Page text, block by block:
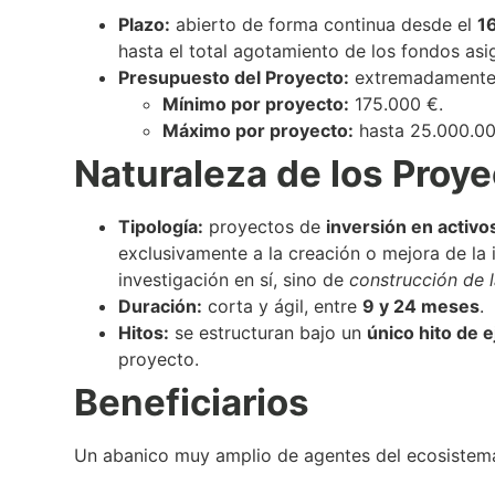
Plazo: abierto de forma continua desde el
hasta el total agotamiento de los fondos
Presupuesto del Proyecto:
Mínimo por proyecto: 175.000 €.
Máximo por proyecto: hasta
Naturaleza de los
Tipología: proyectos de inversión en
exclusivamente a la creación o mejora de
investigación en sí, sino de construcción de
Duración: corta y ágil, entre 9 y 24 meses.
Hitos: se estructuran bajo un único hito de
proyecto.
Beneficiarios
Un abanico muy amplio de agentes del